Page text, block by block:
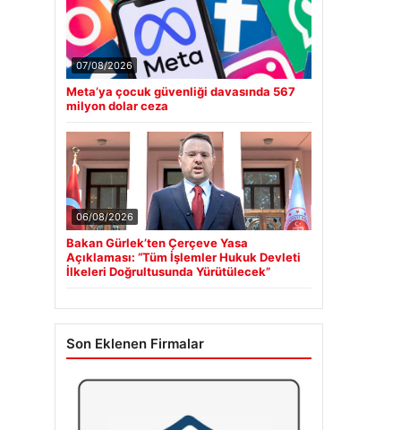
07/08/2026
Meta’ya çocuk güvenliği davasında 567
milyon dolar ceza
06/08/2026
Bakan Gürlek’ten Çerçeve Yasa
Açıklaması: “Tüm İşlemler Hukuk Devleti
İlkeleri Doğrultusunda Yürütülecek”
Son Eklenen Firmalar